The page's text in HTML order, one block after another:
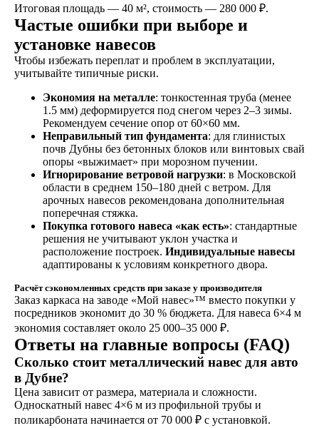
Итоговая площадь — 40 м², стоимость — 280 000 ₽.
Частые ошибки при выборе и
установке навесов
Чтобы избежать переплат и проблем в эксплуатации,
учитывайте типичные риски.
Экономия на металле: тонкостенная труба (менее
1.5 мм) деформируется под снегом через 2–3 зимы.
Рекомендуем сечение опор от 60×60 мм.
Неправильный тип фундамента: для глинистых
почв Дубны без бетонных блоков или винтовых свай
опоры «выжимает» при морозном пучении.
Игнорирование ветровой нагрузки: в Московской
области в среднем 150–180 дней с ветром. Для
арочных навесов рекомендована дополнительная
поперечная стяжка.
Покупка готового навеса «как есть»: стандартные
решения не учитывают уклон участка и
расположение построек. Индивидуальные навесы
адаптированы к условиям конкретного двора.
Расчёт сэкономленных средств при заказе у производителя
Заказ каркаса на заводе «Мой навес»™ вместо покупки у
посредников экономит до 30 % бюджета. Для навеса 6×4 м
экономия составляет около 25 000–35 000 ₽.
Ответы на главные вопросы (FAQ)
Сколько стоит металлический навес для авто
в Дубне?
Цена зависит от размера, материала и сложности.
Односкатный навес 4×6 м из профильной трубы и
поликарбоната начинается от 70 000 ₽ с установкой.